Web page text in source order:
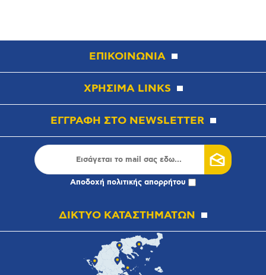
ΕΠΙΚΟΙΝΩΝΙΑ
ΧΡΗΣΙΜΑ LINKS
ΕΓΓΡΑΦΗ ΣΤΟ NEWSLETTER
Αποδοχή πολιτικής απορρήτου
ΔΙΚΤΥΟ ΚΑΤΑΣΤΗΜΑΤΩΝ